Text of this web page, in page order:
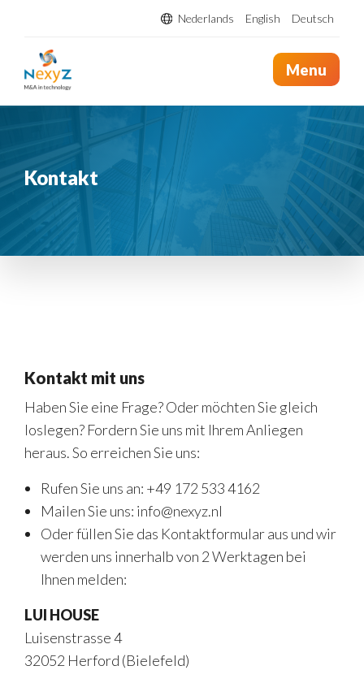
Nederlands English Deutsch
Menu
Kontakt
Kontakt mit uns
Haben Sie eine Frage? Oder möchten Sie gleich
loslegen? Fordern Sie uns mit Ihrem Anliegen
heraus. So erreichen Sie uns:
Rufen Sie uns an: +49 172 533 4162
Mailen Sie uns: info@nexyz.nl
Oder füllen Sie das Kontaktformular aus und wir
werden uns innerhalb von 2 Werktagen bei
Ihnen melden:
LUI HOUSE
Luisenstrasse 4
32052 Herford (Bielefeld)